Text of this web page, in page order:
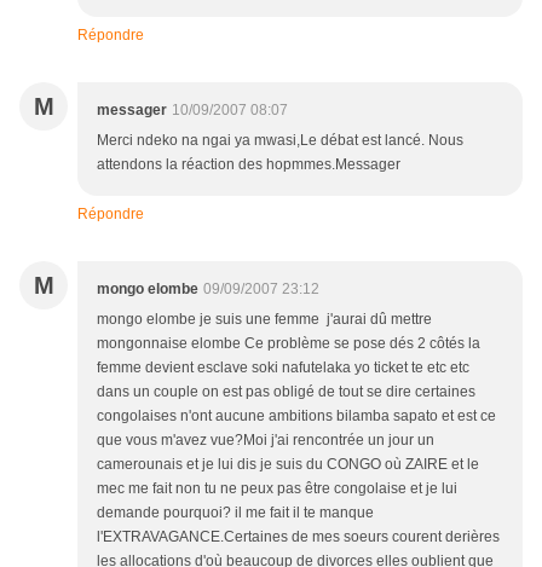
Répondre
M messager 10/09/2007 08:07
Merci ndeko na ngai ya mwasi,Le débat est lancé. Nous
attendons la réaction des hopmmes.Messager
Répondre
M mongo elombe 09/09/2007 23:12
mongo elombe je suis une femme j'aurai dû mettre
mongonnaise elombe Ce problème se pose dés 2 côtés la
femme devient esclave soki nafutelaka yo ticket te etc etc
dans un couple on est pas obligé de tout se dire certaines
congolaises n'ont aucune ambitions bilamba sapato et est ce
que vous m'avez vue?Moi j'ai rencontrée un jour un
camerounais et je lui dis je suis du CONGO où ZAIRE et le
mec me fait non tu ne peux pas être congolaise et je lui
demande pourquoi? il me fait il te manque
l'EXTRAVAGANCE.Certaines de mes soeurs courent derières
les allocations d'où beaucoup de divorces elles oublient que